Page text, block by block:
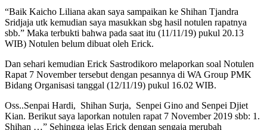
“Baik Kaicho Liliana akan saya sampaikan ke Shihan Tjandra
Sridjaja utk kemudian saya masukkan sbg hasil notulen rapatnya
sbb.” Maka terbukti bahwa pada saat itu (11/11/19) pukul 20.13
WIB) Notulen belum dibuat oleh Erick.
Dan sehari kemudian Erick Sastrodikoro melaporkan soal Notulen
Rapat 7 November tersebut dengan pesannya di WA Group PMK
Bidang Organisasi tanggal (12/11/19) pukul 16.02 WIB.
Oss..Senpai Hardi, Shihan Surja, Senpei Gino and Senpei Djiet
Kian. Berikut saya laporkan notulen rapat 7 November 2019 sbb: 1.
Shihan …” Sehingga jelas Erick dengan sengaja merubah